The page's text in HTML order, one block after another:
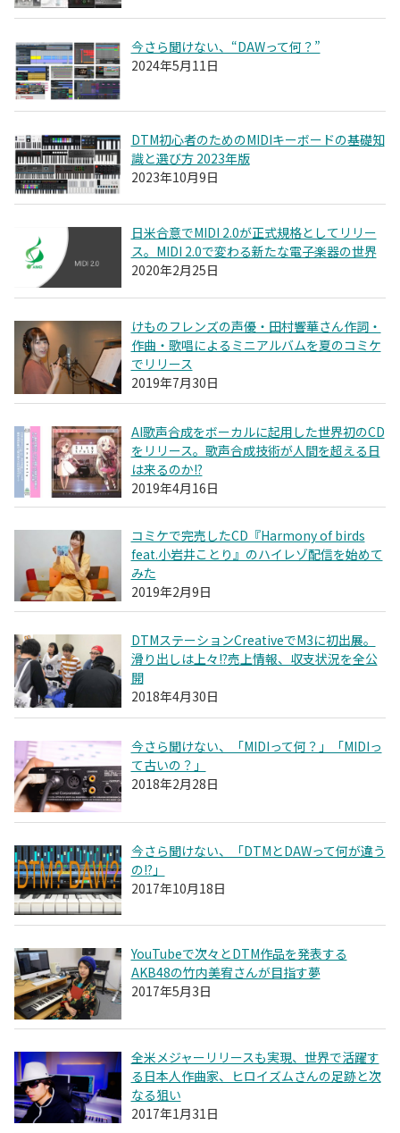
今さら聞けない、“DAWって何？”
2024年5月11日
DTM初心者のためのMIDIキーボードの基礎知
識と選び方 2023年版
2023年10月9日
日米合意でMIDI 2.0が正式規格としてリリー
ス。MIDI 2.0で変わる新たな電子楽器の世界
2020年2月25日
けものフレンズの声優・田村響華さん作詞・
作曲・歌唱によるミニアルバムを夏のコミケ
でリリース
2019年7月30日
AI歌声合成をボーカルに起用した世界初のCD
をリリース。歌声合成技術が人間を超える日
は来るのか!?
2019年4月16日
コミケで完売したCD『Harmony of birds
feat.小岩井ことり』のハイレゾ配信を始めて
みた
2019年2月9日
DTMステーションCreativeでM3に初出展。
滑り出しは上々!?売上情報、収支状況を全公
開
2018年4月30日
今さら聞けない、「MIDIって何？」「MIDIっ
て古いの？」
2018年2月28日
今さら聞けない、「DTMとDAWって何が違う
の!?」
2017年10月18日
YouTubeで次々とDTM作品を発表する
AKB48の竹内美宥さんが目指す夢
2017年5月3日
全米メジャーリリースも実現、世界で活躍す
る日本人作曲家、ヒロイズムさんの足跡と次
なる狙い
2017年1月31日